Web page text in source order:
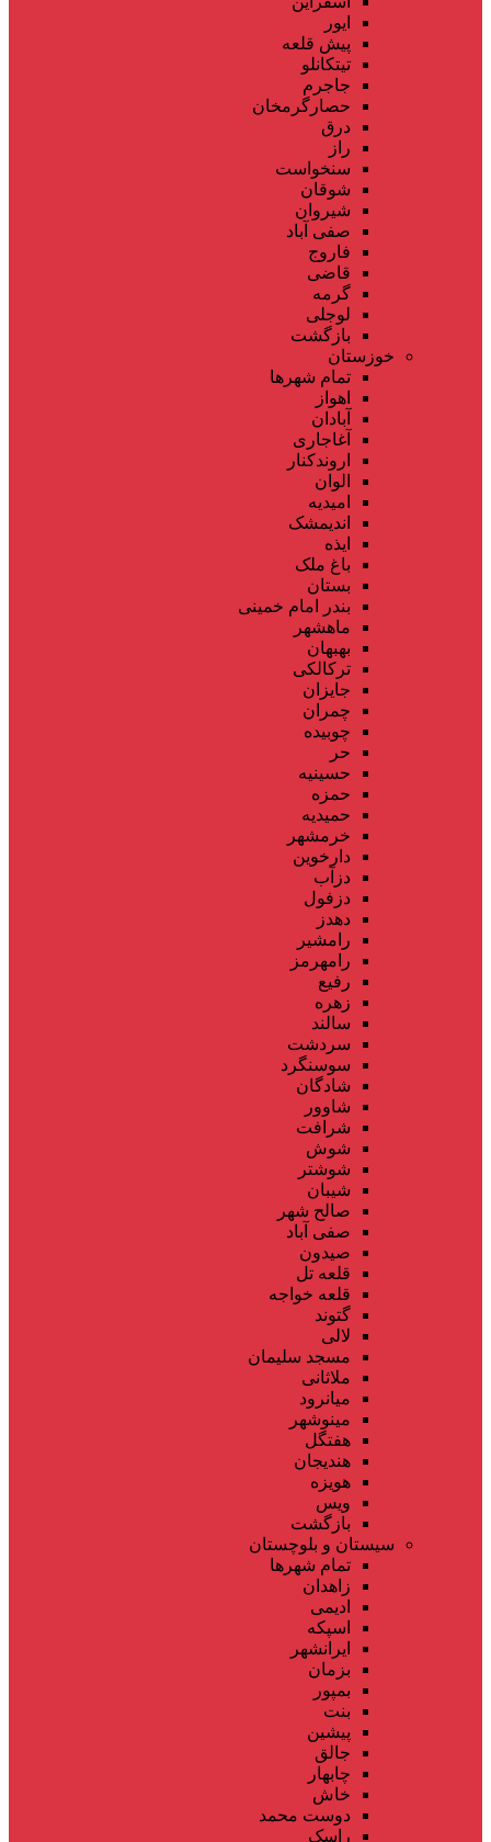
ایور
پیش قلعه
تیتکانلو
جاجرم
حصارگرمخان
درق
راز
سنخواست
شوقان
شیروان
صفی آباد
فاروج
قاضی
گرمه
لوجلی
بازگشت
خوزستان
تمام شهر‌ها
اهواز
آبادان
آغاجاری
اروندکنار
الوان
امیدیه
اندیمشک
ایذه
باغ ملک
بستان
بندر امام خمینی
ماهشهر
بهبهان
ترکالکی
جایزان
چمران
چوبیده
حر
حسینیه
حمزه
حمیدیه
خرمشهر
دارخوین
دزآب
دزفول
دهدز
رامشیر
رامهرمز
رفیع
زهره
سالند
سردشت
سوسنگرد
شادگان
شاوور
شرافت
شوش
شوشتر
شیبان
صالح شهر
صفی آباد
صیدون
قلعه تل
قلعه خواجه
گتوند
لالی
مسجد سلیمان
ملاثانی
میانرود
مینوشهر
هفتگل
هندیجان
هویزه
ویس
بازگشت
سیستان و بلوچستان
تمام شهر‌ها
زاهدان
ادیمی
اسپکه
ایرانشهر
بزمان
بمپور
بنت
پیشین
جالق
چابهار
خاش
دوست محمد
راسک